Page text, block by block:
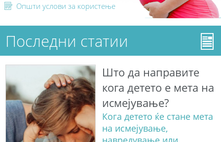
Општи услови за користење
Последни статии
Што да направите
кога детето е мета на
исмејување?
Кога детето ќе стане мета
на исмејување,